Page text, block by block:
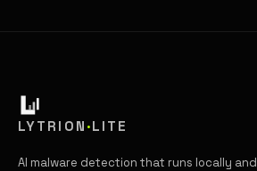
LYTRION ·LITE
AI malware detection that runs locally and